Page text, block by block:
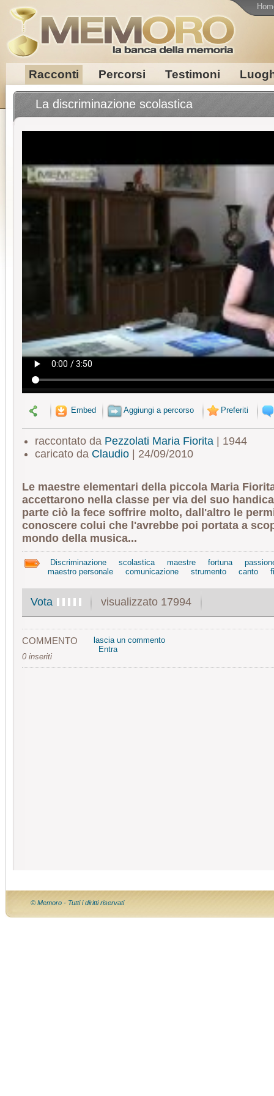
Racconti Percorsi Testimoni
La discriminazione scolastica
Embed Aggiungi a percorso Preferiti
raccontato da Pezzolati Maria Fiorita| 1944
caricato da Claudio| 24/09/2010
Le maestre elementari della piccola Maria
accettarono nella classe per via del suo
parte ciò la fece soffrire molto, dall'altro le
conoscere colui che l'avrebbe poi portata a
mondo della musica...
Discriminazione scolastica maestre fortuna
maestro personale
comunicazione strumento canto
Vota visualizzato 17994
COMMENTO
0 inseriti
lascia un commento
Entra
© Memoro - Tutti i diritti riservati